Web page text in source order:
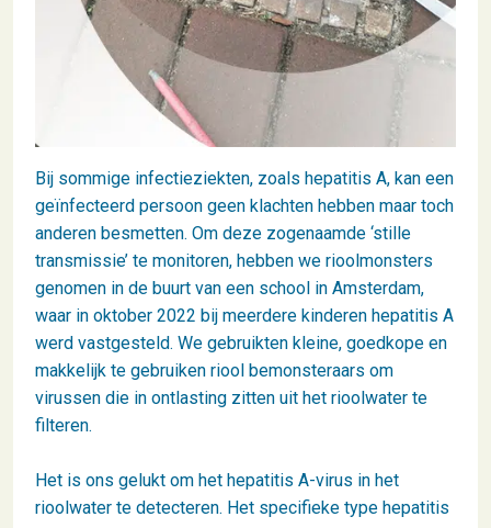
Bij sommige infectieziekten, zoals hepatitis A, kan een
geïnfecteerd persoon geen klachten hebben maar toch
anderen besmetten. Om deze zogenaamde ‘stille
transmissie’ te monitoren, hebben we rioolmonsters
genomen in de buurt van een school in Amsterdam,
waar in oktober 2022 bij meerdere kinderen hepatitis A
werd vastgesteld. We gebruikten kleine, goedkope en
makkelijk te gebruiken riool bemonsteraars om
virussen die in ontlasting zitten uit het rioolwater te
filteren.
Het is ons gelukt om het hepatitis A-virus in het
rioolwater te detecteren. Het specifieke type hepatitis